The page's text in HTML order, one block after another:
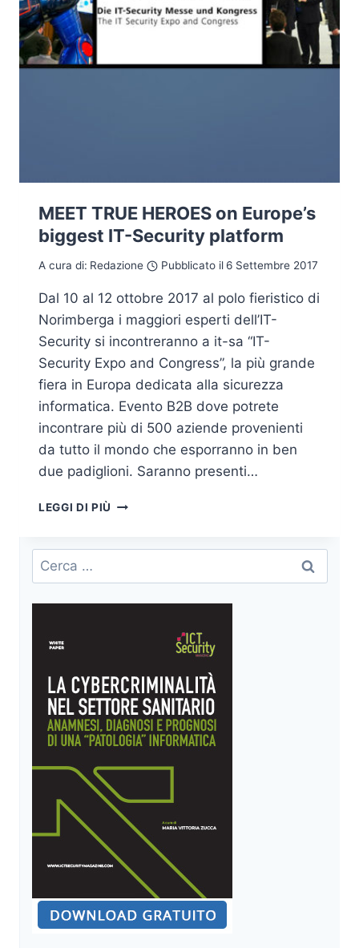
MEET TRUE HEROES on Europe’s
biggest IT-Security platform
A cura di: Redazione Pubblicato il 6 Settembre 2017
Dal 10 al 12 ottobre 2017 al polo fieristico di
Norimberga i maggiori esperti dell’IT-
Security si incontreranno a it-sa “IT-
Security Expo and Congress”, la più grande
fiera in Europa dedicata alla sicurezza
informatica. Evento B2B dove potrete
incontrare più di 500 aziende provenienti
da tutto il mondo che esporranno in ben
due padiglioni. Saranno presenti…
LEGGI DI PIÙ MEET
ON
BIGGEST
IT-
Ricerca
per: